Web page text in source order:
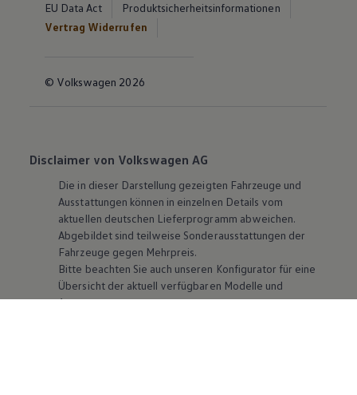
EU Data Act
Produktsicherheitsinformationen
Vertrag Widerrufen
© Volkswagen 2026
Disclaimer von Volkswagen AG
Die in dieser Darstellung gezeigten Fahrzeuge und
Ausstattungen können in einzelnen Details vom
aktuellen deutschen Lieferprogramm abweichen.
Abgebildet sind teilweise Sonderausstattungen der
Fahrzeuge gegen Mehrpreis.
Bitte beachten Sie auch unseren Konfigurator für eine
Übersicht der aktuell verfügbaren Modelle und
Ausstattungen.